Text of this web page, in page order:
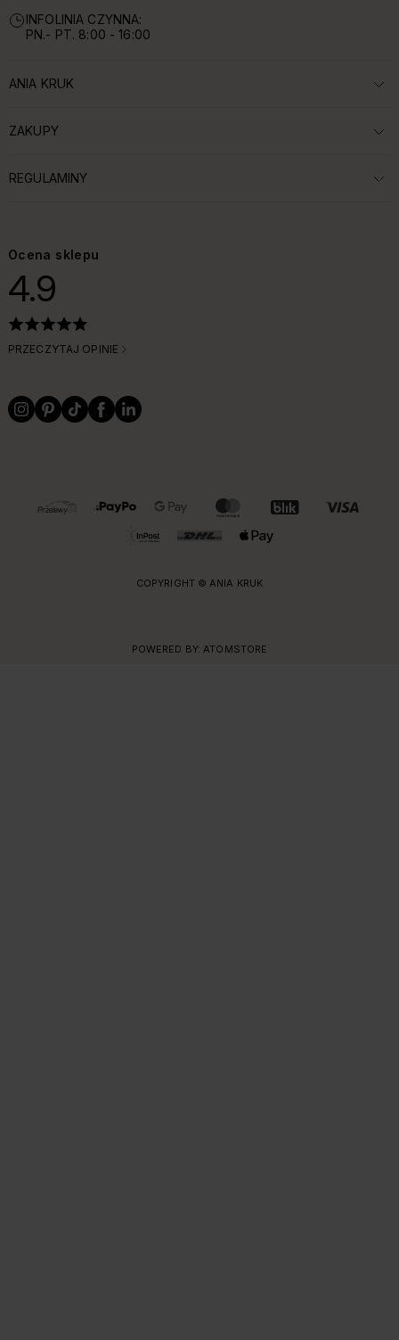
INFOLINIA CZYNNA:
PN.- PT. 8:00 - 16:00
ROZWIŃ SEKCJĘ:
ANIA KRUK
ROZWIŃ SEKCJĘ:
ZAKUPY
ROZWIŃ SEKCJĘ:
REGULAMINY
Ocena sklepu
4.9
PRZECZYTAJ OPINIE
OBSŁUGIWANE FORMY PŁATNOŚCI I DOSTAWY
COPYRIGHT © ANIA KRUK
POWERED BY: ATOMSTORE